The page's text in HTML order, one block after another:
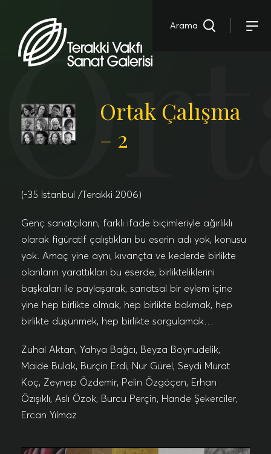
Arama
Ortak Çalışma
– 2
(-35 İstanbul /Terakki 2006)
Genç sanatçıların, farklı ifade biçimleriyle ağırlıklı
olarak figüratif çalıştıkları bu eserin adı yok, konusu
yok. Amaç yine aynı, kıvançta ve kederde birlikte
olanların yarattıkları bu eserde, birlikteliklerini
başkaları ile paylaşarak, sanatsal bir eylem içine
yine hep birlikte olmak, hep birlikte bakmak, hep
birlikte düşünmek, hep birlikte sorgulamak…
Zuhal Aktan, Yahya Bağcı, Beyza Boynudelik,
Maide Bulak, Burçin Erdi, Nur Gürel, Seydi Murat
Koç, Zeynep Özdemir, Pelin Özgöçen, Erhan
Özışıklı, Aslı Özok, Burcu Perçin, Hande Şekerciler,
Ercan Yılmaz